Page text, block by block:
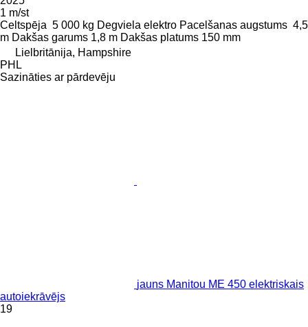
1 m/st
Celtspēja 5 000 kg Degviela elektro Pacelšanas augstums 4,5
m Dakšas garums 1,8 m Dakšas platums 150 mm
Lielbritānija, Hampshire
PHL
Sazināties ar pārdevēju
jauns Manitou ME 450 elektriskais
autoiekrāvējs
19